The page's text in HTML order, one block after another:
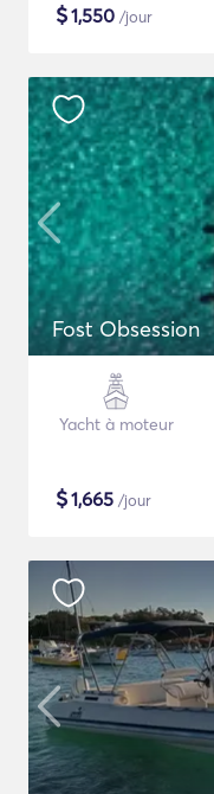
$1,550 /jour
Fost Obsession
Yacht à moteur
$1,665 /jour